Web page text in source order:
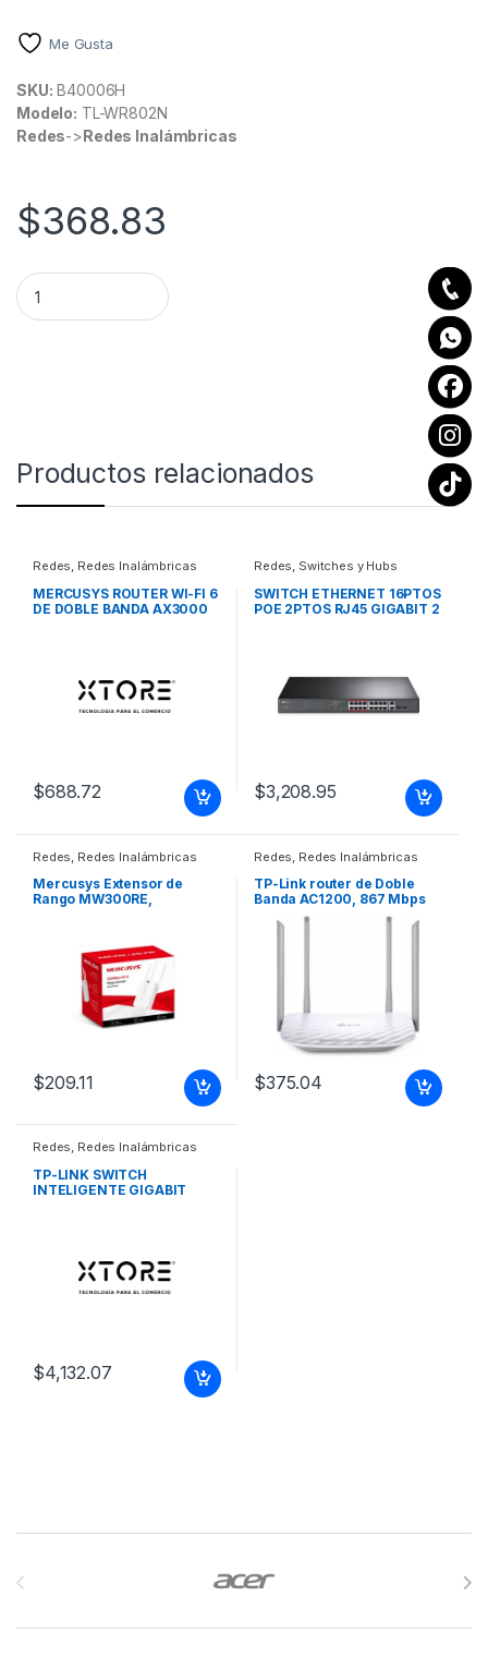
Me Gusta
SKU: B40006H
Modelo: TL-WR802N
Redes->Redes Inalámbricas
$368.83
Router TP-Link WISP Nano TL-WR802N, Inalámbrico, 1x RJ-
Productos relacionados
Redes, Redes Inalámbricas
MERCUSYS ROUTER WI-FI 6
DE DOBLE BANDA AX3000
$688.72
Redes, Switches y Hubs
SWITCH ETHERNET 16PTOS
POE 2PTOS RJ45 GIGABIT 2
$3,208.95
Redes Redes Inalámbricas
Mercusys Extensor de
Rango MW300RE,
$209.11
Redes Redes Inalámbricas
TP-Link router de Doble
Banda AC1200, 867 Mbps
en 5 GHz y 300 Mbps en 2.4
GHz ROUTER DUAL BAND
$375.04
Redes, Redes Inalámbricas
TP-LINK SWITCH
INTELIGENTE GIGABIT
PUERTOS CON
$4,132.07